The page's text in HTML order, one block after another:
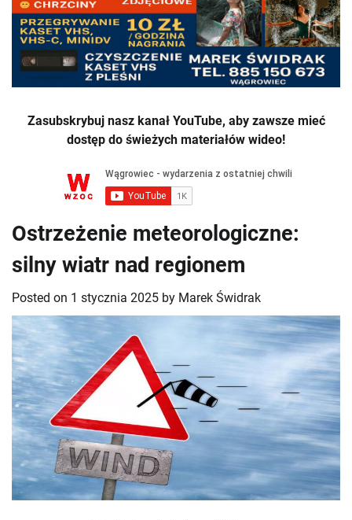
Zasubskrybuj nasz kanał YouTube, aby zawsze mieć
dostęp do świeżych materiałów wideo!
Ostrzeżenie meteorologiczne:
silny wiatr nad regionem
Posted on 1 stycznia 2025 by Marek Świdrak